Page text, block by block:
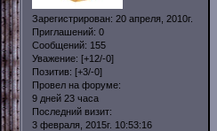
Зарегистрирован: 20 апреля, 2010г.
Приглашений: 0
Сообщений: 155
Уважение: [+12/-0]
Позитив: [+3/-0]
Провел на форуме:
9 дней 23 часа
Последний визит:
3 февраля, 2015г. 10:53:16